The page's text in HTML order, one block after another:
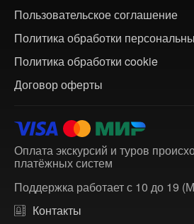
Пользовательское соглашение
Политика обработки
Политика обработки cookie
Договор оферты
Оплата экскурсий и туров
платёжных систем
Поддержка работает с 10 до 19
Контакты